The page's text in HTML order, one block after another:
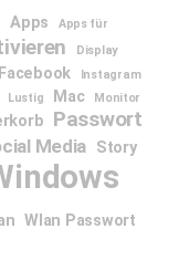
Apps
Apps für
Display
Facebook
Instagram
Lustig Mac Monitor
Passwort
Media Story
Wlan Passwort